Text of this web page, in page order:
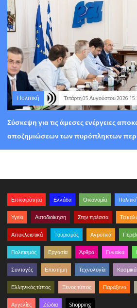
Πολιτική Τετάρτη 05 Αυγούστου 2026
Σύσκεψη για τις άμεσες ενέργειες
αποζημιώσεων των πυρόπληκτων
Επικαιρότητα Ελλάδα Οικονομία
Υγεία Αυτοδιοίκηση Στην πρέσσα Τα
Αποκλειστικά Τουρισμός Αγροτικά
Πολιτισμός Εργασία Άρθρα Γυναίκα
Συνταγές Επιστήμη Τεχνολογία Κοσμικά
Ελληνικός τύπος Ξένος τύπος Παράξενα
Αγγελίες Ζώδια Shopping